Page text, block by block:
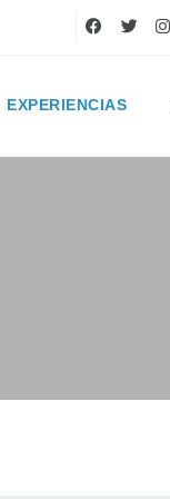
EXPERIENCIAS